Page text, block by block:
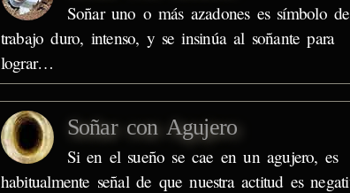
Soñar uno o más azadones es símbolo de
trabajo duro, intenso, y se insinúa al soñante para
lograr…
Soñar con Agujero
Si en el sueño se cae en un agujero, es
habitualmente señal de que nuestra actitud es